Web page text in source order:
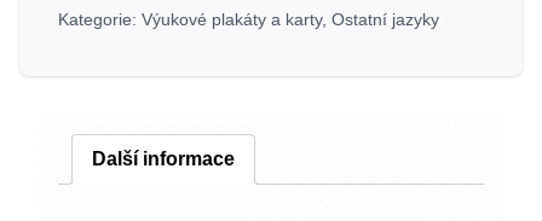
Kategorie: Výukové plakáty a karty, Ostatní jazyky
Další informace